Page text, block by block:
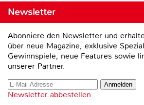
Newsletter
Abonniere den Newsletter und
über neue Magazine, exklusive
Gewinnspiele, neue Features sowie
unserer Partner.
Newsletter abbestellen